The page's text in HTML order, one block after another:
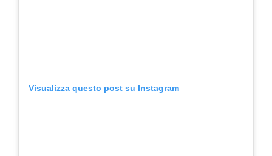
Visualizza questo post su Instagram